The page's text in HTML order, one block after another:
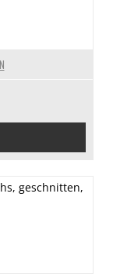
geschnitten,